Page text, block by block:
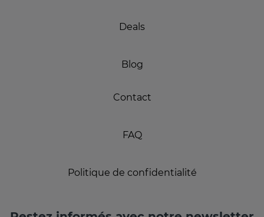
Deals
Blog
Contact
FAQ
Politique de confidentialité